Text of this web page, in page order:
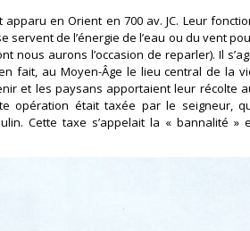
en Orient en 700 av. JC. Leur
servent de l’énergie de l’eau ou du vent
nous aurons l’occasion de reparler). Il
fait, au Moyen-Âge le lieu central de la
et les paysans apportaient leur récolte
opération était taxée par le seigneur,
Cette taxe s’appelait la « bannalité »